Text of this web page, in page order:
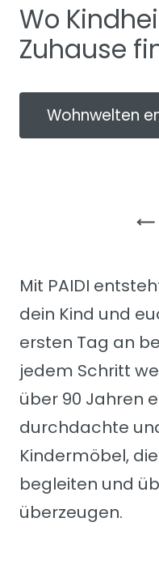
Wo
Zuhause
Wohnwelten
Mit PAIDI
dein Kind und
ersten Tag an
jedem Schritt
über 90 Jahren
durchdachte
Kindermöbel,
begleiten und
überzeugen.